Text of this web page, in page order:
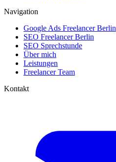
Navigation
Google Ads Freelancer Berlin
SEO Freelancer Berlin
SEO Sprechstunde
Über mich
Leistungen
Freelancer Team
Kontakt